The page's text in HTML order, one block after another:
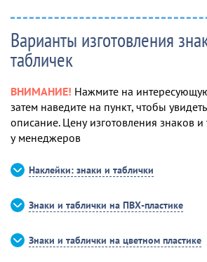
Варианты изготовления
табличек
ВНИМАНИЕ! Нажмите на
затем наведите на пункт, чтобы
описание. Цену изготовления знаков и
у менеджеров
Наклейки: знаки и таблички
Знаки и таблички на ПВХ-пластике
Знаки и таблички на цветном пластике